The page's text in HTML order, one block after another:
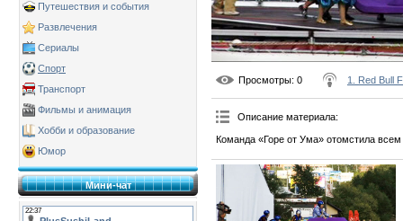
Путешествия и события
Развлечения
Сериалы
Спорт
Транспорт
Фильмы и анимация
Хобби и образование
Юмор
Мини-чат
Просмотры: 0 1. Red Bull
Описание материала:
Команда «Горе от Ума» отомстила